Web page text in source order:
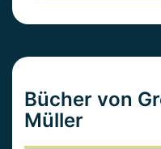
Bücher von
Müller